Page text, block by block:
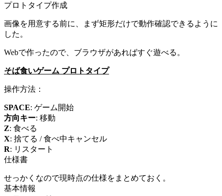
プロトタイプ作成
画像を用意する前に、まず矩形だけで動作確認できるように
した。
Webで作ったので、ブラウザがあればすぐ遊べる。
そば食いゲーム プロトタイプ
操作方法：
SPACE: ゲーム開始
方向キー: 移動
Z: 食べる
X: 捨てる / 食べ中キャンセル
R: リスタート
仕様書
せっかくなので現時点の仕様をまとめておく。
基本情報